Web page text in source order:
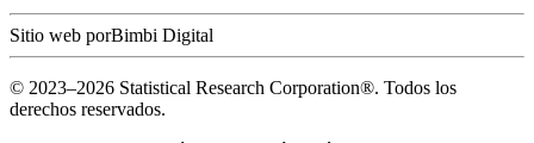
Sitio web porBimbi Digital
© 2023–2026 Statistical Research Corporation®. Todos los
derechos reservados.